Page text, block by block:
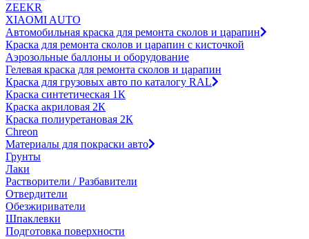
ZEEKR
XIAOMI AUTO
Автомобильная краска для ремонта сколов и царапин
Краска для ремонта сколов и царапин с кисточкой
Аэрозольные баллоны и оборудование
Гелевая краска для ремонта сколов и царапин
Краска для грузовых авто по каталогу RAL
Краска синтетическая 1К
Краска акриловая 2К
Краска полиуретановая 2К
Chreon
Материалы для покраски авто
Грунты
Лаки
Растворители / Разбавители
Отвердители
Обезжириватели
Шпаклевки
Подготовка поверхности